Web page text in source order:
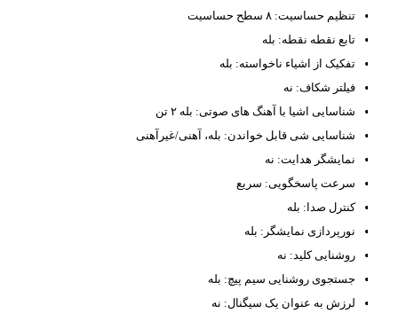
تنظیم حساسیت: ۸ سطح حساسیت
تابع نقطه نقطه: بله
تفکیک از اشیاء ناخواسته: بله
فیلتر شکاف: نه
شناسایی اشیا با آهنگ های صوتی: بله ۲ تن
شناسایی شی قابل خواندن: بله، آهنی/غیرآهنی
نمایشگر هدایت: نه
سرعت پاسخگویی: سریع
کنترل صدا: بله
نورپردازی نمایشگر: بله
روشنایی کلید: نه
جستجوی روشنایی سیم پیچ: بله
لرزش به عنوان یک سیگنال: نه